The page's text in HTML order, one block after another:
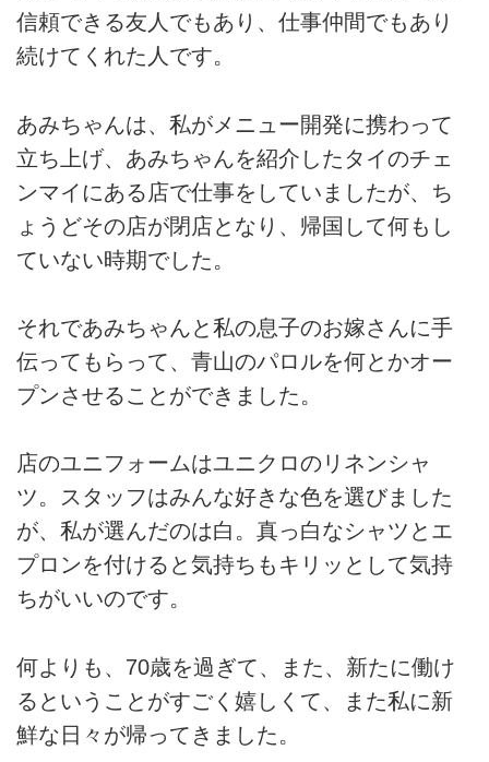
信頼できる友人でもあり、仕事仲間でもあり
続けてくれた人です。
あみちゃんは、私がメニュー開発に携わって
立ち上げ、あみちゃんを紹介したタイのチェ
ンマイにある店で仕事をしていましたが、ち
ょうどその店が閉店となり、帰国して何もし
ていない時期でした。
それであみちゃんと私の息子のお嫁さんに手
伝ってもらって、青山のパロルを何とかオー
プンさせることができました。
店のユニフォームはユニクロのリネンシャ
ツ。スタッフはみんな好きな色を選びました
が、私が選んだのは白。真っ白なシャツとエ
プロンを付けると気持ちもキリッとして気持
ちがいいのです。
何よりも、70歳を過ぎて、また、新たに働け
るということがすごく嬉しくて、また私に新
鮮な日々が帰ってきました。